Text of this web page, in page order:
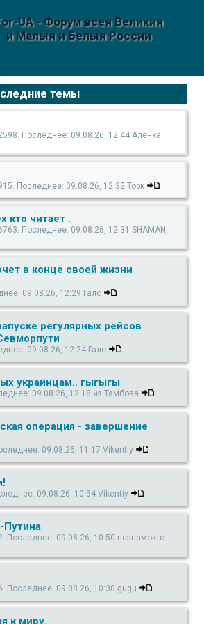
UA - Форум всея Великия
и Малыя и Белыя России
темы
Последнее: 09.08.26, 12:44 Аленка
Последнее: 09.08.26, 12:32 Торк
кто читает .
Последнее: 09.08.26, 12:31 SHAMAN
в конце своей жизни
09.08.26, 12:29 Галс
регулярных рейсов
09.08.26, 12:24 Галс
украинцам.. гыгыгы
09.08.26, 12:18 из Тамбова
операция - завершение
09.08.26, 11:17 Vikentiy
09.08.26, 10:54 Vikentiy
Путина
09.08.26, 10:50 незнамокто
Последнее: 09.08.26, 10:30 gugu
к миру.